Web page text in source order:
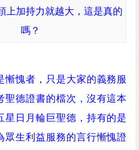
上加持力就越大，這是真的
嗎？
慚愧者，只是大家的義務服
聖德證書的檔次，沒有這本
星日月輪巨聖德，持有的是
眾生利益服務的言行慚愧證